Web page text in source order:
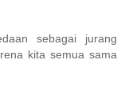
sebagai jurang
kita semua sama